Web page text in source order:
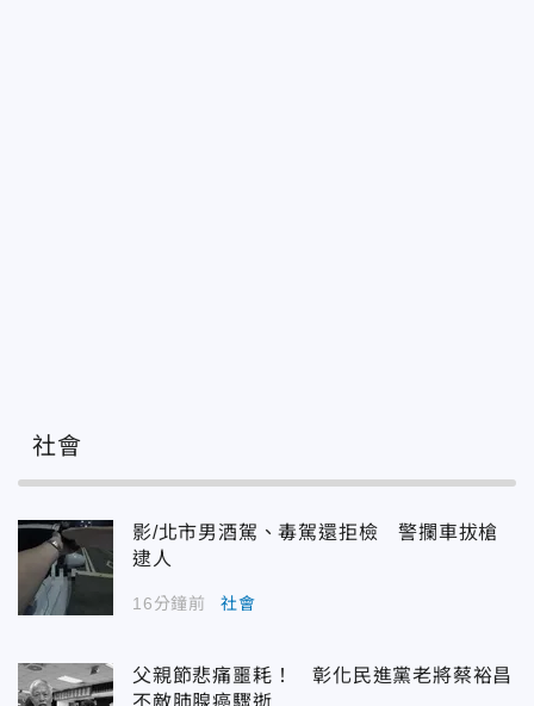
社會
影/北市男酒駕、毒駕還拒檢 警攔車拔槍
逮人
16分鐘前 社會
父親節悲痛噩耗！ 彰化民進黨老將蔡裕昌
不敵肺腺癌驟逝